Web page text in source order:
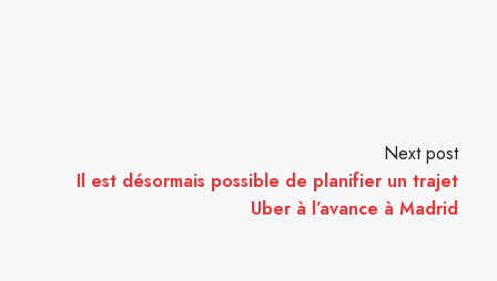
Next post
Il est désormais possible de planifier un trajet
Uber à l’avance à Madrid